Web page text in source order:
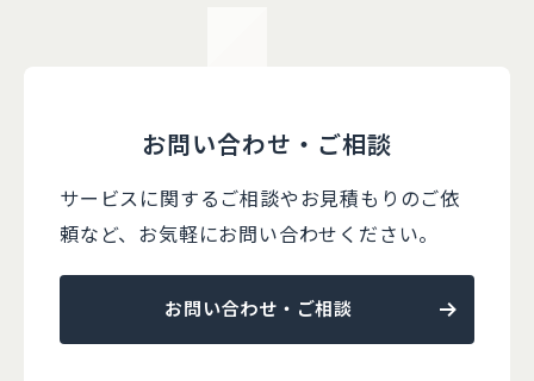
お問い合わせ・ご相談
サービスに関するご相談やお見積もりのご依
頼など、 お気軽にお問い合わせください。
お問い合わせ・ご相談